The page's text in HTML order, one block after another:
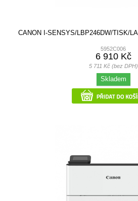
CANON I-SENSYS/LBP246DW/TISK/
5952C006
6 910 Kč
5 711 Kč (bez DPH)
Skladem